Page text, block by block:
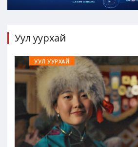
Уул уурхай
УУЛ УУРХАЙ